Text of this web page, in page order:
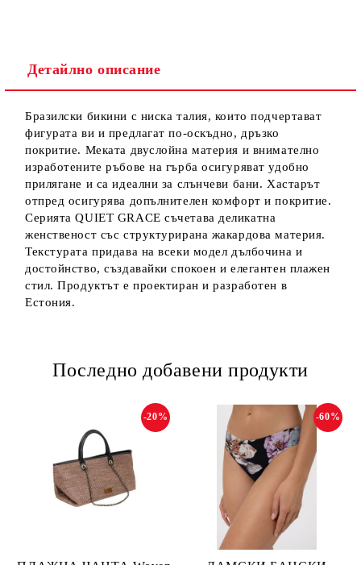
Детайлно описание
Бразилски бикини с ниска талия, които подчертават
фигурата ви и предлагат по-оскъдно, дръзко
покритие. Меката двуслойна материя и внимателно
изработените ръбове на гърба осигуряват удобно
прилягане и са идеални за слънчеви бани. Хастарът
отпред осигурява допълнителен комфорт и покритие.
Серията QUIET GRACE съчетава деликатна
женственост със структурирана жакардова материя.
Текстурата придава на всеки модел дълбочина и
достойнство, създавайки спокоен и елегантен плажен
стил. Продуктът е проектиран и разработен в
Естония.
Последно добавени продукти
-20% -60%